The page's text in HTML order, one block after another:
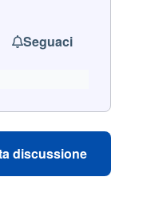
Seguaci
discussione